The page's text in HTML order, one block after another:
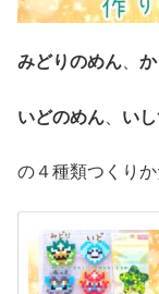
みどりのめん
いどのめん い
の４種類つくりか